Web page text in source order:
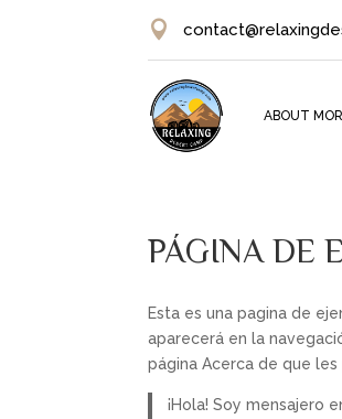

ABOUT
PÁGINA DE
Esta es una pagina de
aparecerá en la
página Acerca de que
¡Hola! Soy mensajero